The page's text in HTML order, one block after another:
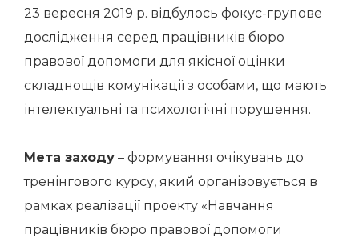
23 вересня 2019 р. відбулось фокус-групове
дослідження серед працівників бюро
правової допомоги для якісної оцінки
складнощів комунікації з особами, що мають
інтелектуальні та психологічні порушення.
Мета заходу – формування очікувань до
тренінгового курсу, який організовується в
рамках реалізації проекту «Навчання
працівників бюро правової допомоги